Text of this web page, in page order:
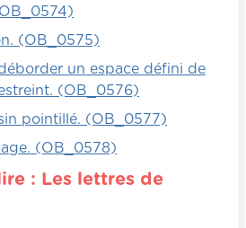
(OB_0575)
un espace défini de
(OB_0576)
pointillé. (OB_0577)
(OB_0578)
: Les lettres de